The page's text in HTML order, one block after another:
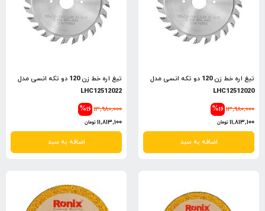
تیغ اره خط زن 120 دو تکه انسی مدل
LHC12512020
%16 13,980,000
11,813,100تومان
اضافه به سبد
تیغ اره خط زن 120 دو تکه انسی مدل
LHC12512022
%16 13,980,000
11,813,100تومان
اضافه به سبد